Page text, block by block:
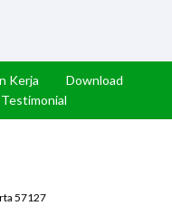
Kerja
Download
Testimonial
57127